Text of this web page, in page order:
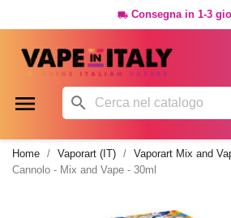
 Consegna in 1-3
 
Home Vaporart (IT) Vaporart Mix and
Cannolo - Mix and Vape - 30ml